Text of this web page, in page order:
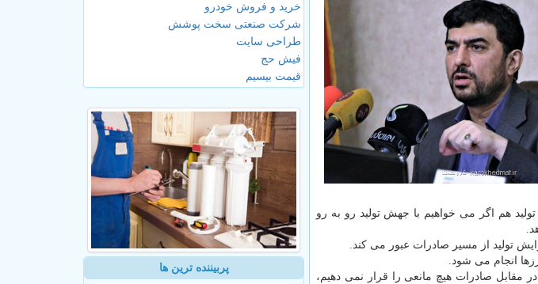
هم اگر می خواهیم با جهش تولید رو به رو
تولید از مسیر صادرات عبور می کند.
۳ برابر حجم واردات است. ما در مقابل صادرات هیچ مانعی را قرار نمی دهیم،
خرید و فروش خودرو
شرکت صنعتی سخت پوشش
طراحی سایت
فیش حج
قیمت بیسیم
پربیننده ترین ها